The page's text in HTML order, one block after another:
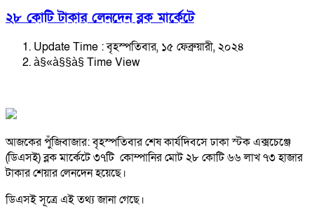
২৮ কোটি টাকার লেনদেন ব্লক মার্কেটে
Update Time : বৃহস্পতিবার, ১৫ ফেব্রুয়ারী, ২০২৪
à§«à§§à§­ Time View
আজকের পুঁজিবাজার: বৃহস্পতিবার শেষ কার্যদিবসে ঢাকা স্টক এক্সচেঞ্জে
(ডিএসই) ব্লক মার্কেটে ৩৭টি কোম্পানির মোট ২৮ কোটি ৬৬ লাখ ৭৩ হাজার
টাকার শেয়ার লেনদেন হয়েছে।
ডিএসই সূত্রে এই তথ্য জানা গেছে।